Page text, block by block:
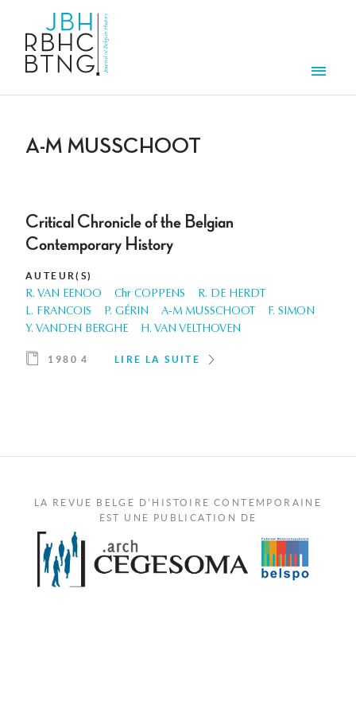
A-M MUSSCHOOT
Critical Chronicle of the Belgian
Contemporary History
AUTEUR(S)
R. VAN EENOO Chr COPPENS
R. DE HERDT
L. FRANCOIS
P. GÉRIN A-M MUSSCHOOT
F. SIMON
Y. VANDEN BERGHE
H. VAN VELTHOVEN
1980 4 LIRE LA SUITE
LA REVUE BELGE D'HISTOIRE CONTEMPORAINE
EST UNE PUBLICATION DE